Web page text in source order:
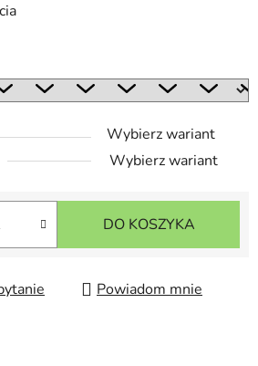
Wybierz wariant
Wybierz wariant
DO KOSZYKA
Powiadom mnie